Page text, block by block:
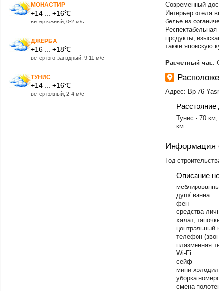
МОНАСТИР
+14 ... +16℃
ветер южный, 0-2 м/с
ДЖЕРБА
+16 ... +18℃
ветер юго-западный, 9-11 м/с
ТУНИС
+14 ... +16℃
ветер южный, 2-4 м/с
Современный
Интерьер отеля
белье из
продукты,
также японскую
Расчетный час:
Адрес: Bp 76
Расстояние
Тунис - 70
км
Информация
Год
Описание
душ/ ванна
фен
средства
халат,
центральный
телефон
плазменная
Wi-Fi
сейф
мини-
уборка
смена